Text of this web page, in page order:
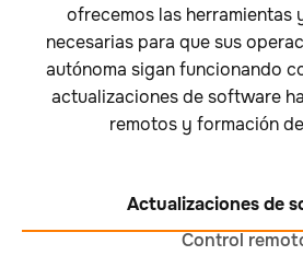
ofrecemos las herramientas
necesarias para que sus
autónoma sigan funcionando
actualizaciones de software
remotos y formación
Actualizaciones de
Control